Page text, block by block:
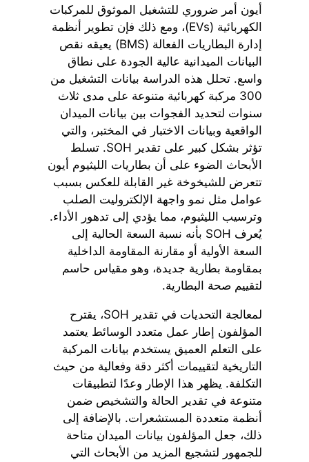
أيون أمر ضروري للتشغيل الموثوق للمركبات
الكهربائية (EVs)، ومع ذلك فإن تطوير أنظمة
إدارة البطاريات الفعالة (BMS) يعيقه نقص
البيانات الميدانية عالية الجودة على نطاق
واسع. تحلل هذه الدراسة بيانات التشغيل من
300 مركبة كهربائية متنوعة على مدى ثلاث
سنوات لتحديد الفجوات بين بيانات الميدان
الواقعية وبيانات الاختبار في المختبر، والتي
تؤثر بشكل كبير على تقدير SOH. تسلط
الأبحاث الضوء على أن بطاريات الليثيوم أيون
تتعرض للشيخوخة غير القابلة للعكس بسبب
عوامل مثل نمو واجهة الإلكتروليت الصلب
وترسيب الليثيوم، مما يؤدي إلى تدهور الأداء.
يُعرف SOH بأنه نسبة السعة الحالية إلى
السعة الأولية أو مقارنة المقاومة الداخلية
بمقاومة بطارية جديدة، وهو مقياس حاسم
لتقييم صحة البطارية.
لمعالجة التحديات في تقدير SOH، يقترح
المؤلفون إطار عمل متعدد الوسائط يعتمد
على التعلم العميق يستخدم بيانات المركبة
التاريخية لتقييمات أكثر دقة وفعالية من حيث
التكلفة. يظهر هذا الإطار وعدًا لتطبيقات
متنوعة في تقدير الحالة والتشخيص ضمن
أنظمة متعددة المستشعرات. بالإضافة إلى
ذلك، جعل المؤلفون بيانات الميدان متاحة
للجمهور لتشجيع المزيد من الأبحاث التي